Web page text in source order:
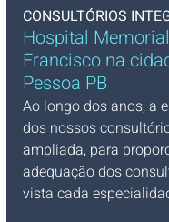
CONSULTÓRIOS
Hospital
Francisco na
Pessoa PB
Ao longo dos anos, a
dos nossos
ampliada, para
adequação dos
vista cada